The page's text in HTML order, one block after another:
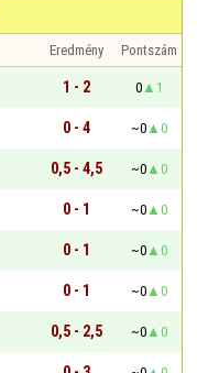
Eredmény
Pontszám
1 - 2 0
1
0 - 4 ~0
0
0,5 - 4,5 ~0
0
0 - 1 ~0
0
0 - 1 ~0
0
0 - 1 ~0
0
0,5 - 2,5 ~0
0